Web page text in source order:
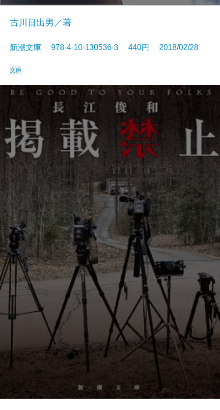
古川日出男／著
新潮文庫 978-4-10-130536-3 440円 2018/02/28
文庫